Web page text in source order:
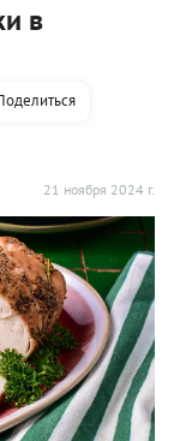
в
21 ноября 2024 г.